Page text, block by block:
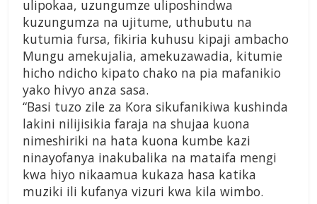
ulipokaa, uzungumze uliposhindwa
kuzungumza na ujitume, uthubutu na
kutumia fursa, fikiria kuhusu kipaji ambacho
Mungu amekujalia, amekuzawadia, kitumie
hicho ndicho kipato chako na pia mafanikio
yako hivyo anza sasa.
“Basi tuzo zile za Kora sikufanikiwa kushinda
lakini nilijisikia faraja na shujaa kuona
nimeshiriki na hata kuona kumbe kazi
ninayofanya inakubalika na mataifa mengi
kwa hiyo nikaamua kukaza hasa katika
muziki ili kufanya vizuri kwa kila wimbo.